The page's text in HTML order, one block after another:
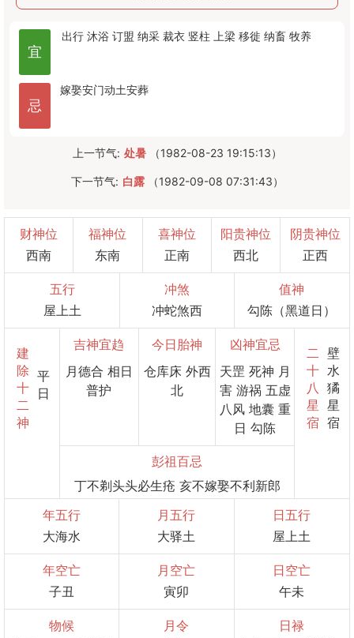
宜
出行 沐浴 订盟 纳采 裁衣 竖柱 上梁 移徙 纳畜 牧养
忌
嫁娶安门动土安葬
上一节气: 处暑 （1982-08-23 19:15:13）
下一节气: 白露 （1982-09-08 07:31:43）
财神位
西南
福神位
东南
喜神位
正南
阳贵神位
西北
阴贵神位
正西
五行
屋上土
冲煞
冲蛇煞西
值神
勾陈（黑道日）
建
除
十
二
神
平
日
吉神宜趋
月德合 相日
普护
今日胎神
仓库床 外西
北
凶神宜忌
天罡 死神 月
害 游祸 五虚
八风 地囊 重
日 勾陈
彭祖百忌
丁不剃头头必生疮 亥不嫁娶不利新郎
二
十
八
星
宿
壁
水
獝
星
宿
年五行
大海水
月五行
大驿土
日五行
屋上土
年空亡
子丑
月空亡
寅卯
日空亡
午未
物候
月令
日禄